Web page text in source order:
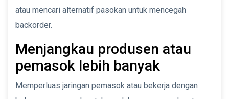
atau mencari alternatif pasokan untuk mencegah
backorder.
Menjangkau produsen atau
pemasok lebih banyak
Memperluas jaringan pemasok atau bekerja dengan